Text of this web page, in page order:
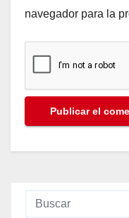
navegador para la